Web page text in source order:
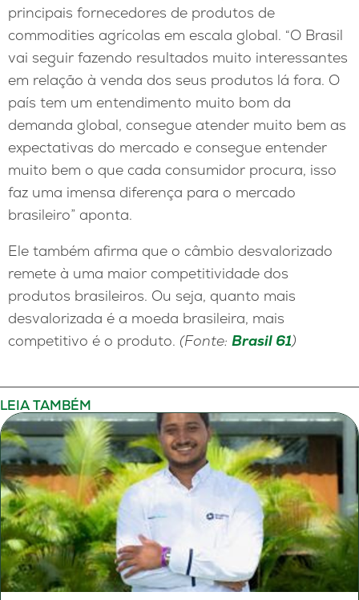
principais fornecedores de produtos de
commodities agrícolas em escala global. “O Brasil
vai seguir fazendo resultados muito interessantes
em relação à venda dos seus produtos lá fora. O
país tem um entendimento muito bom da
demanda global, consegue atender muito bem as
expectativas do mercado e consegue entender
muito bem o que cada consumidor procura, isso
faz uma imensa diferença para o mercado
brasileiro” aponta.
Ele também afirma que o câmbio desvalorizado
remete à uma maior competitividade dos
produtos brasileiros. Ou seja, quanto mais
desvalorizada é a moeda brasileira, mais
competitivo é o produto. (Fonte: Brasil 61)
LEIA TAMBÉM